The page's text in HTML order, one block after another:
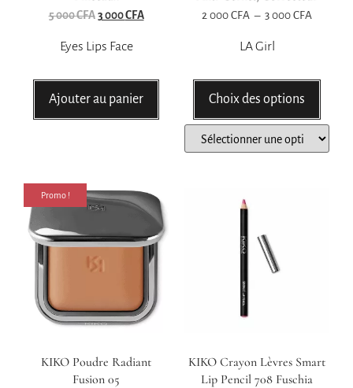
5 000CFA 3 000CFA
Eyes Lips Face
Ajouter au panier
2 000 CFA – 3 000 CFA
LA Girl
Choix des options
Promo !
KIKO Poudre Radiant
Fusion 05
KIKO Crayon Lèvres Smart
Lip Pencil 708 Fuschia